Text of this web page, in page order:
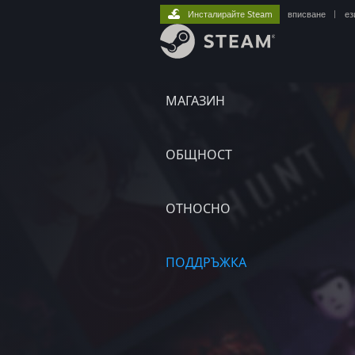
МАГАЗИН
ОБЩНОСТ
ОТНОСНО
ПОДДРЪЖКА
Инсталирайте Steam вписване